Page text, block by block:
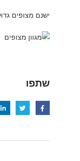
ישנם מצופים
שתפו